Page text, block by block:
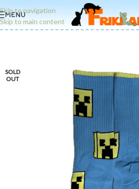
Skip to navigation
Skip to main content
MENU
SOLD
OUT